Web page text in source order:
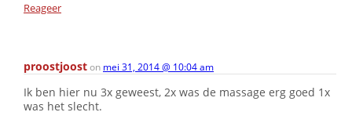
Reageer
proostjooston mei 31, 2014 @ 10:04 am
Ik ben hier nu 3x geweest, 2x was de massage erg goed 1x
was het slecht.